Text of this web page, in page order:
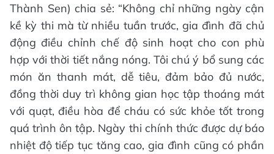
Thành Sen) chia sẻ: “Không chỉ những ngày cận
kề kỳ thi mà từ nhiều tuần trước, gia đình đã chủ
động điều chỉnh chế độ sinh hoạt cho con phù
hợp với thời tiết nắng nóng. Tôi chú ý bổ sung các
món ăn thanh mát, dễ tiêu, đảm bảo đủ nước,
đồng thời duy trì không gian học tập thoáng mát
với quạt, điều hòa để cháu có sức khỏe tốt trong
quá trình ôn tập. Ngày thi chính thức được dự báo
nhiệt độ tiếp tục tăng cao, gia đình cũng có phần